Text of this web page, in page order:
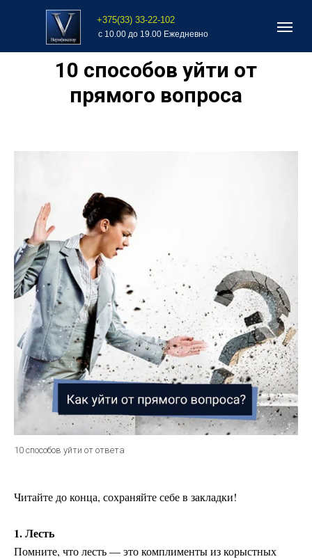
+375(33) 33-22-102
с 10.00 до 19.00 Ежедневно
10 способов уйти от
прямого вопроса
10 способов уйти от ответа
Читайте до конца, сохраняйте себе в закладки!
1. Лесть
Помните, что лесть — это комплименты из корыстных